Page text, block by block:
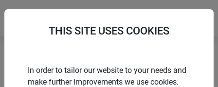
Accueil
Souris & rats
Piège à souris vivantes multi-prises
THIS SITE USES COOKIES
In order to tailor our website to your needs and
make further improvements we use cookies.